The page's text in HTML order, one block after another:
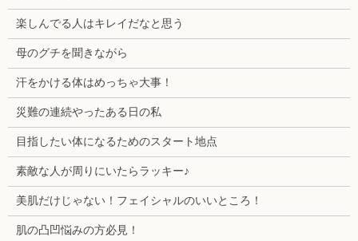
楽しんでる人はキレイだなと思う
母のグチを聞きながら
汗をかける体はめっちゃ大事！
災難の連続やったある日の私
目指したい体になるためのスタート地点
素敵な人が周りにいたらラッキー♪
美肌だけじゃない！フェイシャルのいいところ！
肌の凸凹悩みの方必見！